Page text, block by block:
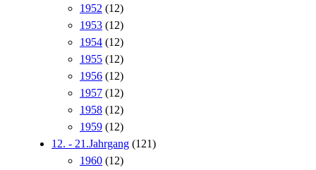
1952 (12)
1953 (12)
1954 (12)
1955 (12)
1956 (12)
1957 (12)
1958 (12)
1959 (12)
12. - 21.Jahrgang (121)
1960 (12)